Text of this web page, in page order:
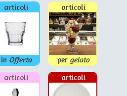
articoli
in Offerta
articoli
per gelato
articoli articoli